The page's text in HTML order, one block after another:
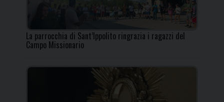
La parrocchia di Sant’Ippolito ringrazia i ragazzi del
Campo Missionario